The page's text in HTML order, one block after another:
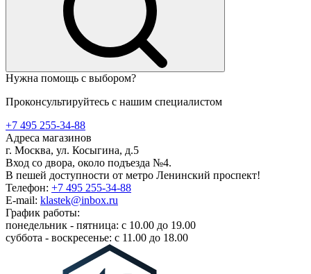
Нужна помощь с выбором?
Проконсультируйтесь с нашим специалистом
+7 495 255-34-88
Адреса магазинов
г. Москва, ул. Косыгина, д.5
Вход со двора, около подъезда №4.
В пешей доступности от метро Ленинский проспект!
Телефон: +7 495 255-34-88
E-mail: klastek@inbox.ru
График работы:
понедельник - пятница: с 10.00 до 19.00
суббота - воскресенье: с 11.00 до 18.00